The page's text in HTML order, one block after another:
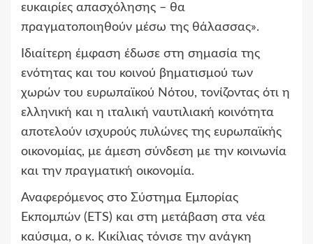
ευκαιρίες απασχόλησης – θα
πραγματοποιηθούν μέσω της θάλασσας».
Ιδιαίτερη έμφαση έδωσε στη σημασία της
ενότητας και του κοινού βηματισμού των
χωρών του ευρωπαϊκού Νότου, τονίζοντας ότι η
ελληνική και η ιταλική ναυτιλιακή κοινότητα
αποτελούν ισχυρούς πυλώνες της ευρωπαϊκής
οικονομίας, με άμεση σύνδεση με την κοινωνία
και την πραγματική οικονομία.
Αναφερόμενος στο Σύστημα Εμπορίας
Εκπομπών (ETS) και στη μετάβαση στα νέα
καύσιμα, ο κ. Κικίλιας τόνισε την ανάγκη